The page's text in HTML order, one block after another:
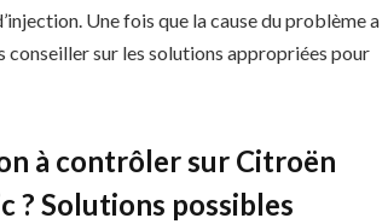
Une fois que la cause du problème a
conseiller sur les solutions appropriées pour
à contrôler sur Citroën
? Solutions possibles